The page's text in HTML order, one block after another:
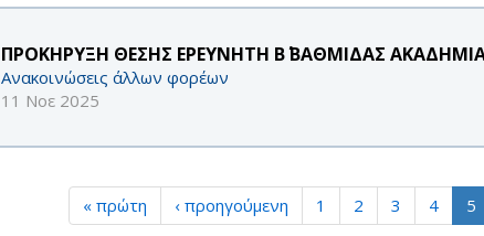
ΠΡΟΚΗΡΥΞΗ ΘΕΣΗΣ ΕΡΕΥΝΗΤΗ Β΄ ΒΑΘΜΙΔΑΣ
Ανακοινώσεις άλλων φορέων
11 Νοε 2025
« πρώτη ‹ προηγούμενη 1 2 3 4 5